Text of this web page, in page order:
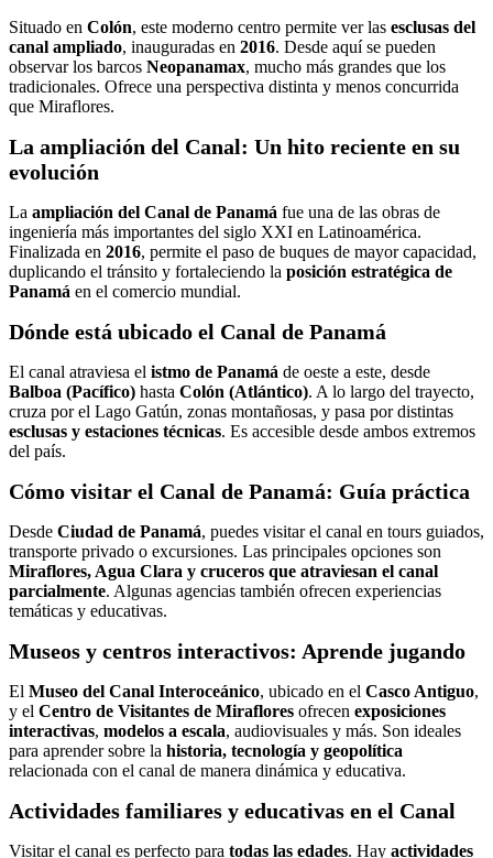
Situado en Colón, este moderno centro permite ver las esclusas del
canal ampliado, inauguradas en 2016. Desde aquí se pueden
observar los barcos Neopanamax, mucho más grandes que los
tradicionales. Ofrece una perspectiva distinta y menos concurrida
que Miraflores.
La ampliación del Canal: Un hito reciente en su
evolución
La ampliación del Canal de Panamá fue una de las obras de
ingeniería más importantes del siglo XXI en Latinoamérica.
Finalizada en 2016, permite el paso de buques de mayor capacidad,
duplicando el tránsito y fortaleciendo la posición estratégica de
Panamá en el comercio mundial.
Dónde está ubicado el Canal de Panamá
El canal atraviesa el istmo de Panamá de oeste a este, desde
Balboa (Pacífico) hasta Colón (Atlántico). A lo largo del trayecto,
cruza por el Lago Gatún, zonas montañosas, y pasa por distintas
esclusas y estaciones técnicas. Es accesible desde ambos extremos
del país.
Cómo visitar el Canal de Panamá: Guía práctica
Desde Ciudad de Panamá, puedes visitar el canal en tours guiados,
transporte privado o excursiones. Las principales opciones son
Miraflores, Agua Clara y cruceros que atraviesan el canal
parcialmente. Algunas agencias también ofrecen experiencias
temáticas y educativas.
Museos y centros interactivos: Aprende jugando
El Museo del Canal Interoceánico, ubicado en el Casco Antiguo,
y el Centro de Visitantes de Miraflores ofrecen exposiciones
interactivas, modelos a escala, audiovisuales y más. Son ideales
para aprender sobre la historia, tecnología y geopolítica
relacionada con el canal de manera dinámica y educativa.
Actividades familiares y educativas en el Canal
Visitar el canal es perfecto para todas las edades. Hay actividades